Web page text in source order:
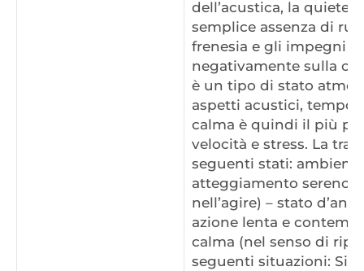
dell’acustica, la quiete
semplice assenza di
frenesia e gli impegni
negativamente sulla
è un tipo di stato
aspetti acustici,
calma è quindi il più
velocità e stress. La
seguenti stati:
atteggiamento sereno
nell’agire) – stato
azione lenta e
calma (nel senso di
seguenti situazioni: